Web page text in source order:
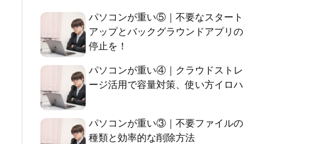
パソコンが重い⑤｜不要なスタート
アップとバックグラウンドアプリの
停止を！
パソコンが重い④｜クラウドストレ
ージ活用で容量対策、使い方イロハ
パソコンが重い③｜不要ファイルの
種類と効率的な削除方法